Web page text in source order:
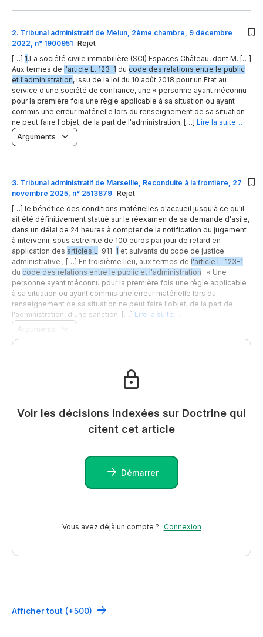
2. Tribunal administratif de Melun, 2ème chambre, 9 décembre
2022, n° 1900951 Rejet
[…] 1.La société civile immobilière (SCI) Espaces Château, dont M. […]
Aux termes de l'article L. 123-1 du code des relations entre le public
et l'administration, issu de la loi du 10 août 2018 pour un Etat au
service d'une société de confiance, une « personne ayant méconnu
pour la première fois une règle applicable à sa situation ou ayant
commis une erreur matérielle lors du renseignement de sa situation
ne peut faire l'objet, de la part de l'administration, […] Lire la suite…
Arguments
3. Tribunal administratif de Marseille, Reconduite à la frontière, 27
novembre 2025, n° 2513879 Rejet
[…] le bénéfice des conditions matérielles d'accueil jusqu'à ce qu'il
ait été définitivement statué sur le réexamen de sa demande d'asile,
dans un délai de 24 heures à compter de la notification du jugement
à intervenir, sous astreinte de 100 euros par jour de retard en
application des articles L. 911-1 et suivants du code de justice
administrative ; […] En troisième lieu, aux termes de l'article L. 123-1
du code des relations entre le public et l'administration : « Une
personne ayant méconnu pour la première fois une règle applicable
à sa situation ou ayant commis une erreur matérielle lors du
renseignement de sa situation ne peut faire l'objet, de la part de
l'administration, d'une sanction, […] Lire la suite…
Arguments
Voir les décisions indexées sur Doctrine qui
citent cet article
Démarrer
Vous avez déjà un compte ? Connexion
Afficher tout (+500)